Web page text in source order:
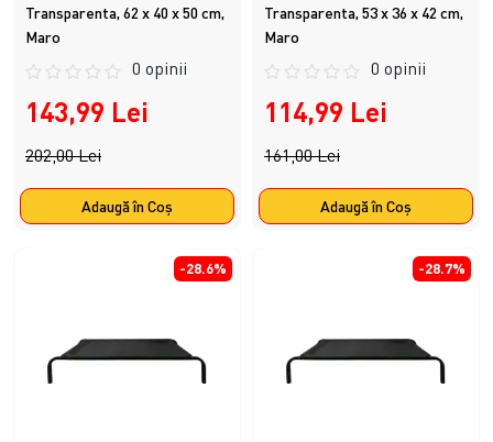
Transparenta, 62 x 40 x 50 cm,
Maro
0 opinii
143,99 Lei
202,00 Lei
Adaugă în Coş
Transparenta, 53 x 36 x 42 cm,
Maro
0 opinii
114,99 Lei
161,00 Lei
Adaugă în Coş
-28.6% -28.7%